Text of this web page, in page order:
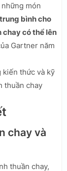
món
bình cho
chay có thể lên
Gartner năm
kiến thức và kỹ
thuần chay
chay và
thuần chay,